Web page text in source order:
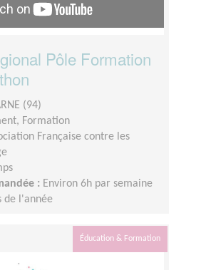
Pôle Formation
(94)
Formation
Française contre les
: Environ 6h par semaine
de l'année
Éducation & Formation